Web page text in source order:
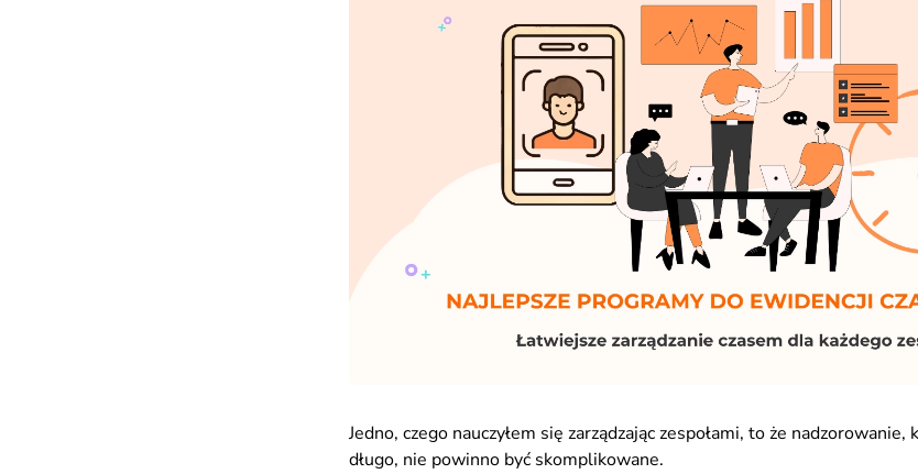
Jedno, czego nauczyłem się zarządzając zespołami, to że
długo, nie powinno być skomplikowane.